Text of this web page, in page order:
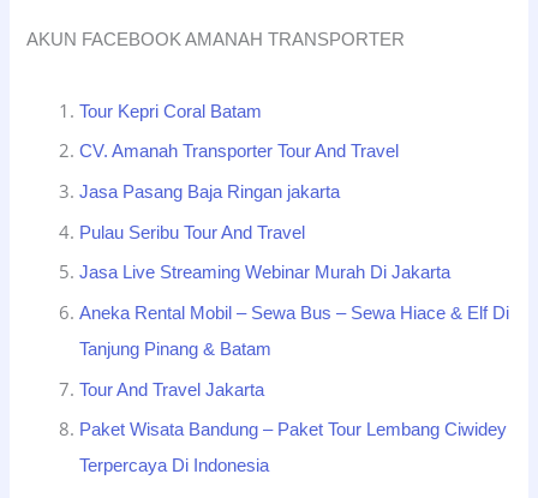
AKUN FACEBOOK AMANAH TRANSPORTER
Tour Kepri Coral Batam
CV. Amanah Transporter Tour And Travel
Jasa Pasang Baja Ringan jakarta
Pulau Seribu Tour And Travel
Jasa Live Streaming Webinar Murah Di Jakarta
Aneka Rental Mobil – Sewa Bus – Sewa Hiace & Elf Di
Tanjung Pinang & Batam
Tour And Travel Jakarta
Paket Wisata Bandung – Paket Tour Lembang Ciwidey
Terpercaya Di Indonesia